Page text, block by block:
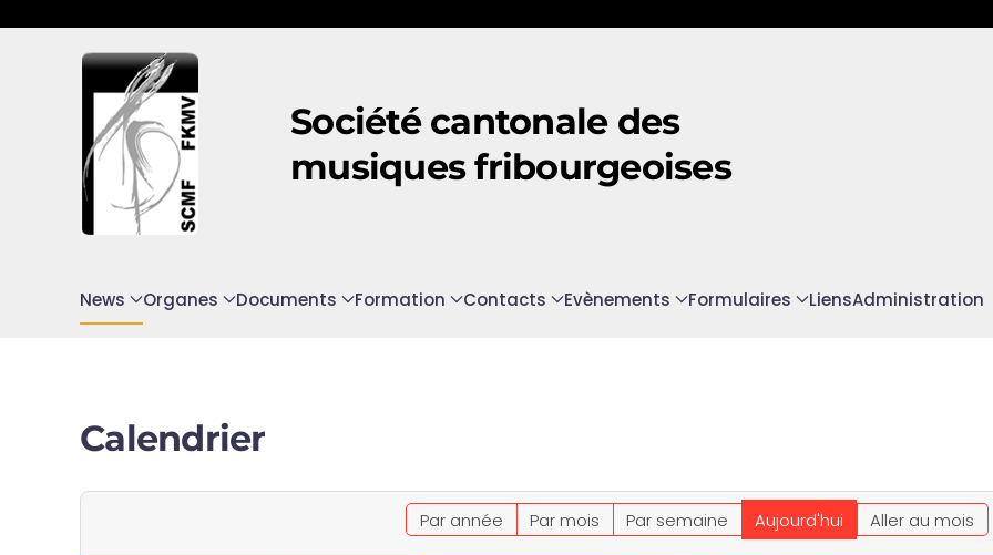
Accéder au contenu principal
Société cantonale des
musiques fribourgeoises
News Organes Documents Formation Contacts Evènements Formulaires LiensAdministration
Calendrier
Par année Par mois Par semaine Aujourd'hui Aller au mois